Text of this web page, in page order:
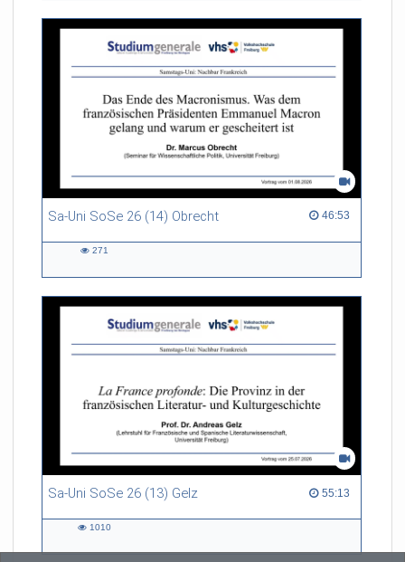
Sa-Uni SoSe 26 (14) Obrecht 46:53
46:53 duration
271
Sa-Uni SoSe 26 (13) Gelz 55:13
55:13 duration
1010